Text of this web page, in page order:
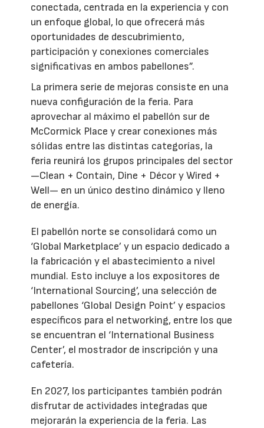
conectada, centrada en la experiencia y con
un enfoque global, lo que ofrecerá más
oportunidades de descubrimiento,
participación y conexiones comerciales
significativas en ambos pabellones”.
La primera serie de mejoras consiste en una
nueva configuración de la feria. Para
aprovechar al máximo el pabellón sur de
McCormick Place y crear conexiones más
sólidas entre las distintas categorías, la
feria reunirá los grupos principales del sector
—Clean + Contain, Dine + Décor y Wired +
Well— en un único destino dinámico y lleno
de energía.
El pabellón norte se consolidará como un
‘Global Marketplace’ y un espacio dedicado a
la fabricación y el abastecimiento a nivel
mundial. Esto incluye a los expositores de
‘International Sourcing’, una selección de
pabellones ‘Global Design Point’ y espacios
específicos para el networking, entre los que
se encuentran el ‘International Business
Center’, el mostrador de inscripción y una
cafetería.
En 2027, los participantes también podrán
disfrutar de actividades integradas que
mejorarán la experiencia de la feria. Las